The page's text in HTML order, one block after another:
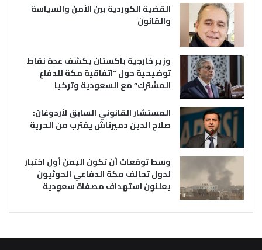
القضية الكوردية بين الأمن والسياسة
والقانون
وزير خارجية باكستان يكشف عدة نقاط
توضيحية حول “اتفاقية مكة للدفاع
المشترك” مع السعودية وتركيا
المستشار القانوني السابق لأردوغان:
صلاح الدين دميرتاش يقترب من الحرية
وسط توقعات أن تكون اليمن أول اختبار
لدول تحالف مكة الدفاعي الحوثيون
يعلنون استهداف مصفاة سعودية